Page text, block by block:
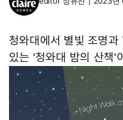
청와대에서 별빛 조명
있는 '청와대 밤의 산책'